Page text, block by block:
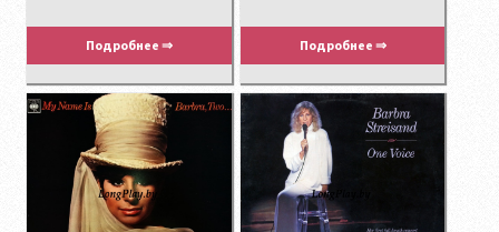
Подробнее ⇒ Подробнее ⇒